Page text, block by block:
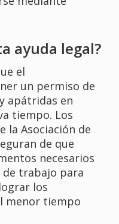
ayuda legal?
el
un permiso de
apátridas en
tiempo. Los
la Asociación de
de que
necesarios
trabajo para
los
menor tiempo